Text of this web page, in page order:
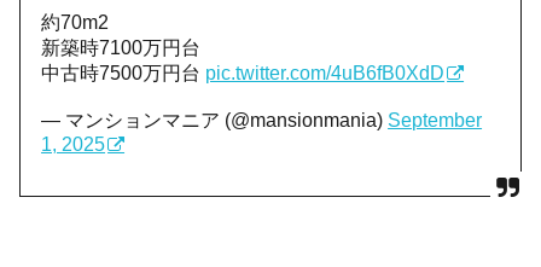
約70m2
新築時7100万円台
中古時7500万円台 pic.twitter.com/4uB6fB0XdD
— マンションマニア (@mansionmania) September
1, 2025